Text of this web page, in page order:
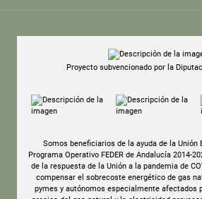
Proyecto subvencionado por la
Somos beneficiarios de la ayuda de la Unión
Programa Operativo FEDER de Andalucía 2014-
de la respuesta de la Unión a la pandemia de
compensar el sobrecoste energético de gas
pymes y autónomos especialmente afectados